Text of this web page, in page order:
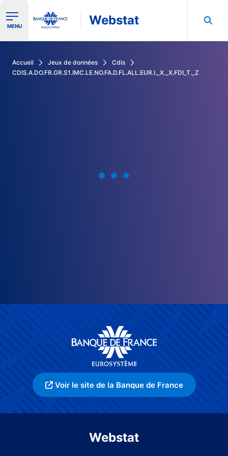
Ouvrir le menu de navigation
MENU Webstat
Accueil Jeux de données
Cdis
CDIS.A.DO.FR.GR.S1.IMC.LE.NO.FA.D.FL.ALL.EUR.I._X._X.FDI_T._Z
Voir le site de la Banque de France
Webstat